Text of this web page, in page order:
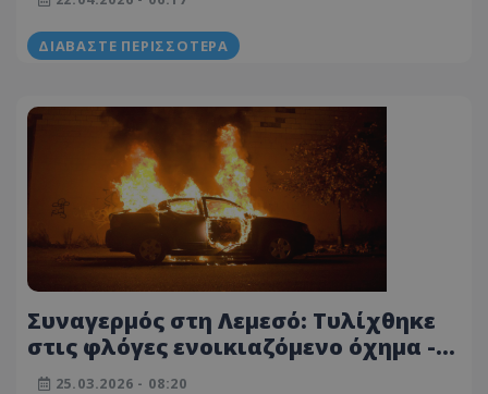
ΔΙΑΒΆΣΤΕ ΠΕΡΙΣΣΌΤΕΡΑ
Συναγερμός στη Λεμεσό: Τυλίχθηκε
στις φλόγες ενοικιαζόμενο όχημα -
Εκτεταμένες ζημιές
25.03.2026 - 08:20